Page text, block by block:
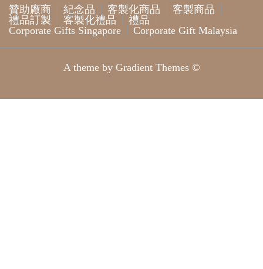
贊助廠商 紀念品 客製化商品
客製商品
禮品訂製
客製化禮品
禮品
Corporate Gifts Singapore
Corporate Gift Malaysia
A theme by Gradient Themes ©